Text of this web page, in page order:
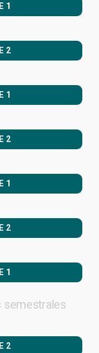
1
2
1
2
1
2
1
semestrales
2